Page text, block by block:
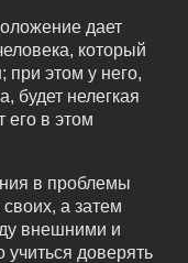
дает
который
при этом у него,
будет нелегкая
его в этом
в проблемы
а затем
внешними и
доверять